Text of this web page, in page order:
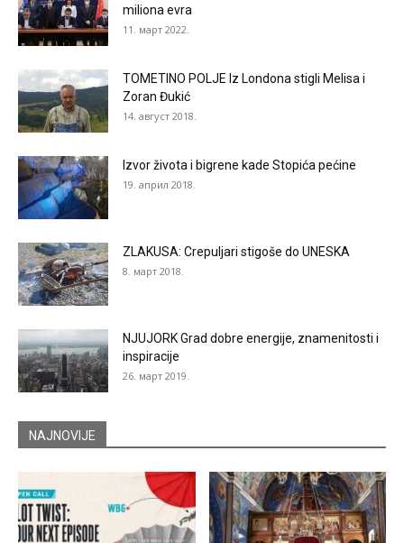
miliona evra
11. март 2022.
TOMETINO POLJE Iz Londona stigli Melisa i
Zoran Đukić
14. август 2018.
Izvor života i bigrene kade Stopića pećine
19. април 2018.
ZLAKUSA: Crepuljari stigoše do UNESKA
8. март 2018.
NJUJORK Grad dobre energije, znamenitosti i
inspiracije
26. март 2019.
NAJNOVIJE